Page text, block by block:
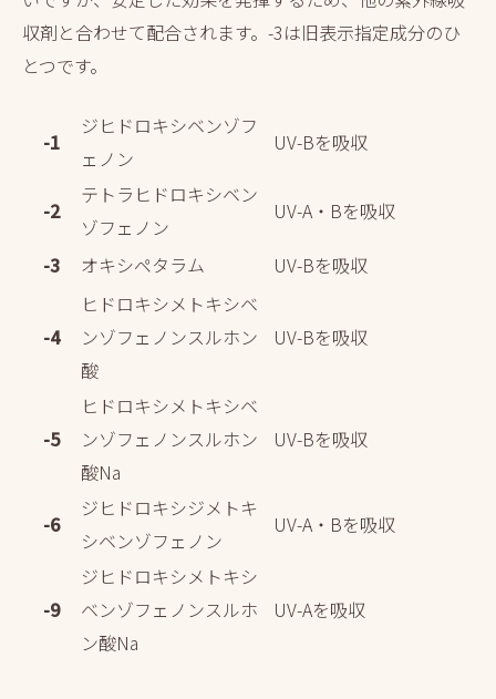
収剤と合わせて配合されます。 -3は旧表示指定成分のひ
とつです。
-1
ジヒドロキシベンゾフ
ェノン
UV-Bを吸収
-2
テトラヒドロキシベン
ゾフェノン
UV-A・Bを吸収
-3 オキシペタラム UV-Bを吸収
-4
ヒドロキシメトキシベ
ンゾフェノンスルホン
酸
UV-Bを吸収
-5
ヒドロキシメトキシベ
ンゾフェノンスルホン
酸Na
UV-Bを吸収
-6
ジヒドロキシジメトキ
シベンゾフェノン
UV-A・Bを吸収
-9
ジヒドロキシメトキシ
ベンゾフェノンスルホ
ン酸Na
UV-Aを吸収